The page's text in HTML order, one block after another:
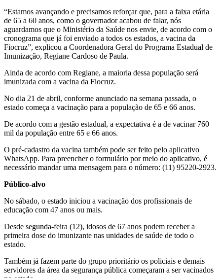
“Estamos avançando e precisamos reforçar que, para a faixa etária
de 65 a 60 anos, como o governador acabou de falar, nós
aguardamos que o Ministério da Saúde nos envie, de acordo com o
cronograma que já foi enviado a todos os estados, a vacina da
Fiocruz”, explicou a Coordenadora Geral do Programa Estadual de
Imunização, Regiane Cardoso de Paula.
Ainda de acordo com Regiane, a maioria dessa população será
imunizada com a vacina da Fiocruz.
No dia 21 de abril, conforme anunciado na semana passada, o
estado começa a vacinação para a população de 65 e 66 anos.
De acordo com a gestão estadual, a expectativa é a de vacinar 760
mil da população entre 65 e 66 anos.
O pré-cadastro da vacina também pode ser feito pelo aplicativo
WhatsApp. Para preencher o formulário por meio do aplicativo, é
necessário mandar uma mensagem para o número: (11) 95220-2923.
Público-alvo
No sábado, o estado iniciou a vacinação dos profissionais de
educação com 47 anos ou mais.
Desde segunda-feira (12), idosos de 67 anos podem receber a
primeira dose do imunizante nas unidades de saúde de todo o
estado.
Também já fazem parte do grupo prioritário os policiais e demais
servidores da área da segurança pública começaram a ser vacinados